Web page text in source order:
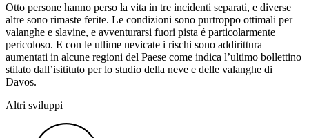
Otto persone hanno perso la vita in tre incidenti separati, e diverse
altre sono rimaste ferite. Le condizioni sono purtroppo ottimali per
valanghe e slavine, e avventurarsi fuori pista é particolarmente
pericoloso. E con le utlime nevicate i rischi sono addirittura
aumentati in alcune regioni del Paese come indica l’ultimo bollettino
stilato dall’isitituto per lo studio della neve e delle valanghe di
Davos.
Altri sviluppi